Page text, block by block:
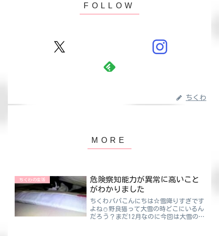
ちくわ
ちくわの生活
危険察知能力が異常に高いこと
がわかりました
ちくわパパこんにちは☆雪降りすぎです
よね⛄野良猫って大雪の時どこにいるん
だろう？まだ12月なのに今回は大雪の